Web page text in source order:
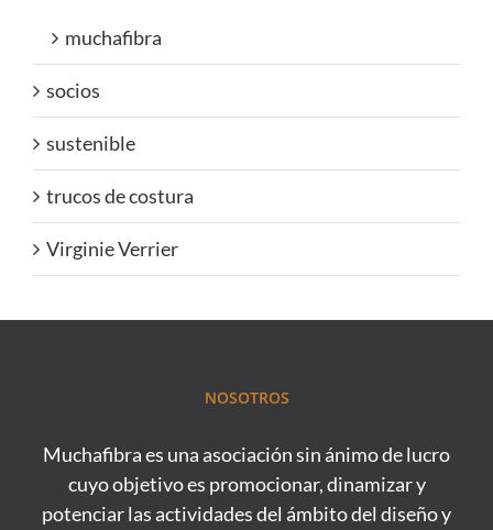
muchafibra
socios
sustenible
trucos de costura
Virginie Verrier
NOSOTROS
Muchafibra es una asociación sin ánimo de lucro
cuyo objetivo es promocionar, dinamizar y
potenciar las actividades del ámbito del diseño y